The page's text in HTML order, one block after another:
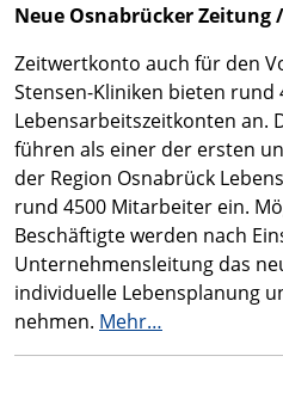
Neue Osnabrücker Zeitung
Zeitwertkonto auch für den
Stensen-Kliniken bieten
Lebensarbeitszeitkonten an.
führen als einer der ersten
der Region Osnabrück
rund 4500 Mitarbeiter ein.
Beschäftigte werden nach
Unternehmensleitung das
individuelle Lebensplanung
nehmen. Mehr…